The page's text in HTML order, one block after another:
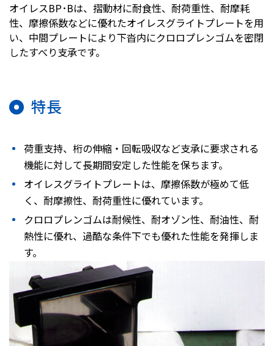
オイレスBP･Bは、摺動材に耐食性、耐荷重性、耐摩耗
性、摩擦係数などに優れたオイレスグライトプレートを用
い、中間プレートにより下沓内にクロロプレンゴムを密閉
したすべり支承です。
特長
荷重支持、桁の伸縮・回転吸収など支承に要求される
機能に対して長期間安定した性能を保ちます。
オイレスグライトプレートは、摩擦係数が極めて低
く、耐摩擦性、耐荷重性に優れています。
クロロプレンゴムは耐候性、耐オゾン性、耐油性、耐
熱性に優れ、過酷な条件下でも優れた性能を発揮しま
す。